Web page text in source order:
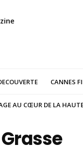
CANNES
AU CŒUR DE LA